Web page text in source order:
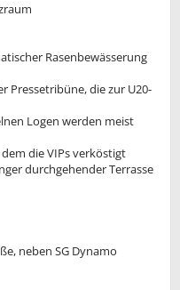
Rasenbewässerung
Pressetribüne, die zur U20-
Logen werden meist
die VIPs verköstigt
durchgehender Terrasse
neben SG Dynamo